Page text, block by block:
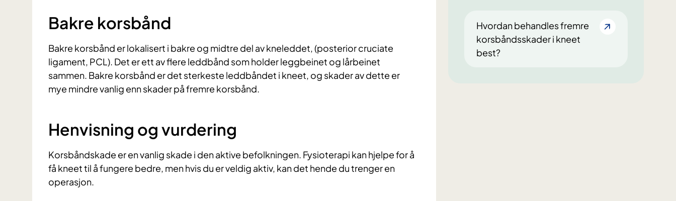
Bakre korsbånd
Bakre korsbånd er lokalisert i bakre og midtre del av kneleddet, (posterior cruciate
ligament, PCL). Det er ett av flere leddbånd som holder leggbeinet og lårbeinet
sammen. Bakre korsbånd er det sterkeste leddbåndet i kneet, og skader av dette er
mye mindre vanlig enn skader på fremre korsbånd.
Henvisning og vurdering
Korsbåndskade er en vanlig skade i den aktive befolkningen. Fysioterapi kan hjelpe for å
få kneet til å fungere bedre, men hvis du er veldig aktiv, kan det hende du trenger en
operasjon.
Hvordan behandles fremre
korsbåndsskader i kneet
best?